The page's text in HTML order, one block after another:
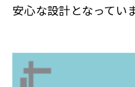
安心な設計となってい